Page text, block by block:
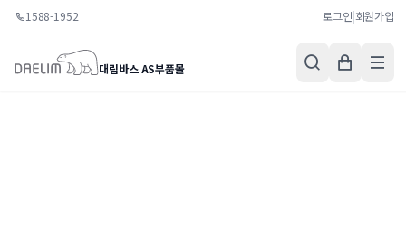
1588-1952 로그인|회원가입
대림바스 AS부품몰